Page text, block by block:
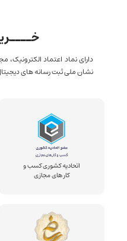
دارای نماد اعتماد الکترونیک،
نشان ملی ثبت رسانه های
اتحادیه کشوری کسب و
کار های مجازی